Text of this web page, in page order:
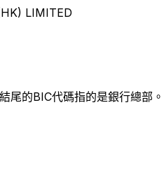
LIMITED
尾的BIC代碼指的是銀行總部。